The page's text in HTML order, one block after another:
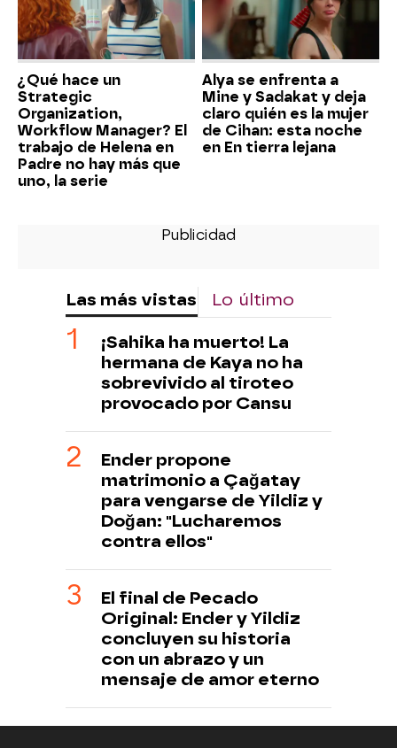
¿Qué hace un
Strategic
Organization,
Workflow Manager? El
trabajo de Helena en
Padre no hay más que
uno, la serie
Alya se enfrenta a
Mine y Sadakat y deja
claro quién es la mujer
de Cihan: esta noche
en En tierra lejana
Las más vistas Lo último
¡Sahika ha muerto! La
hermana de Kaya no ha
sobrevivido al tiroteo
provocado por Cansu
Ender propone
matrimonio a Çağatay
para vengarse de Yildiz y
Doğan: "Lucharemos
contra ellos"
El final de Pecado
Original: Ender y Yildiz
concluyen su historia
con un abrazo y un
mensaje de amor eterno